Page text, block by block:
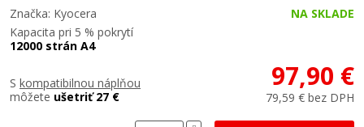
Značka: Kyocera
NA SKLADE
Kapacita pri 5 % pokrytí
12000 strán A4
S kompatibilnou náplňou
môžete ušetriť 27 €
97,90 €
79,59 € bez DPH